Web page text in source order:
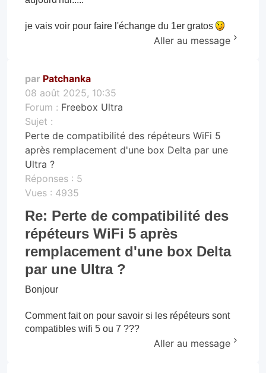
je vais voir pour faire l'échange du 1er gratos
Aller au message
par Patchanka
08 août 2025, 10:35
Forum : Freebox Ultra
Sujet :
Perte de compatibilité des répéteurs WiFi 5
après remplacement d'une box Delta par une
Ultra ?
Réponses : 5
Vues : 4935
Re: Perte de compatibilité des
répéteurs WiFi 5 après
remplacement d'une box Delta
par une Ultra ?
Bonjour
Comment fait on pour savoir si les répéteurs sont
compatibles wifi 5 ou 7 ???
Aller au message